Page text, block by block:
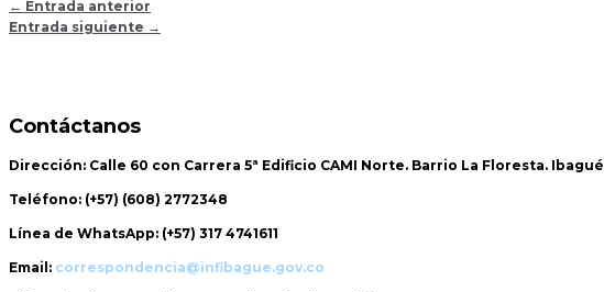
← Entrada anterior
Entrada siguiente →
Contáctanos
Dirección: Calle 60 con Carrera 5ª Edificio CAMI Norte. Barrio La Floresta. Ibagué
Teléfono: (+57) (608) 2772348
Línea de WhatsApp: (+57) 317 4741611
Email: correspondencia@infibague.gov.co